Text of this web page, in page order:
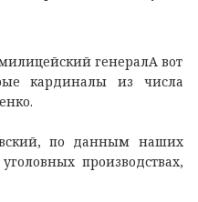
генералА вот
кардиналы из числа
по данным наших
производствах,